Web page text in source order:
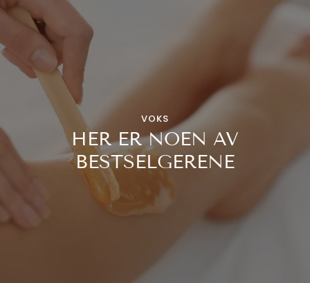
VOKS
HER ER NOEN AV
BESTSELGERENE